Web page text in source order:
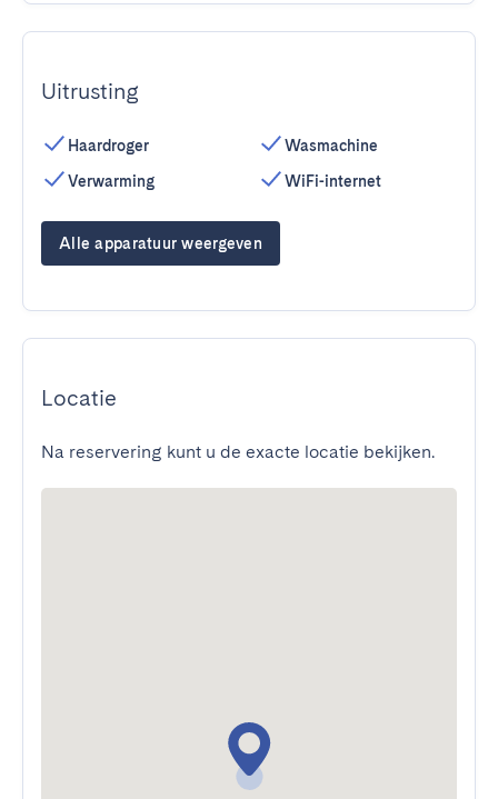
Uitrusting
Haardroger
Verwarming
Wasmachine
WiFi-internet
Alle apparatuur weergeven
Locatie
Na reservering kunt u de exacte locatie bekijken.